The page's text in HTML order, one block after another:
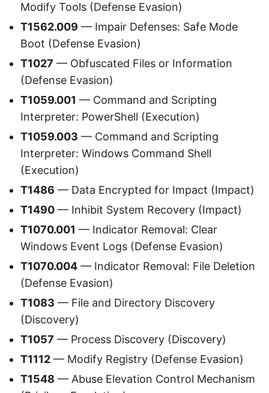
Modify Tools (Defense Evasion)
T1562.009 — Impair Defenses: Safe Mode
Boot (Defense Evasion)
T1027 — Obfuscated Files or Information
(Defense Evasion)
T1059.001 — Command and Scripting
Interpreter: PowerShell (Execution)
T1059.003 — Command and Scripting
Interpreter: Windows Command Shell
(Execution)
T1486 — Data Encrypted for Impact (Impact)
T1490 — Inhibit System Recovery (Impact)
T1070.001 — Indicator Removal: Clear
Windows Event Logs (Defense Evasion)
T1070.004 — Indicator Removal: File Deletion
(Defense Evasion)
T1083 — File and Directory Discovery
(Discovery)
T1057 — Process Discovery (Discovery)
T1112 — Modify Registry (Defense Evasion)
T1548 — Abuse Elevation Control Mechanism